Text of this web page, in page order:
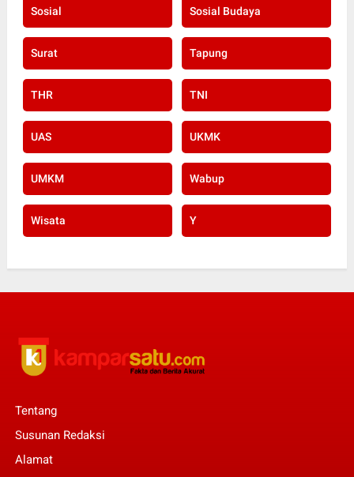
Sosial Sosial Budaya
Surat Tapung
THR TNI
UAS UKMK
UMKM Wabup
Wisata Y
Tentang
Susunan Redaksi
Alamat